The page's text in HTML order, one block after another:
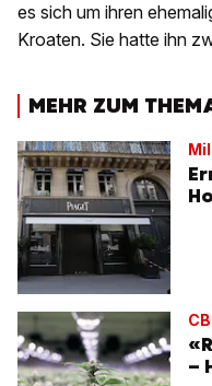
es sich um ihren
Kroaten. Sie hatte ihn
MEHR ZUM
–